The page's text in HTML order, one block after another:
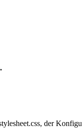
.
der